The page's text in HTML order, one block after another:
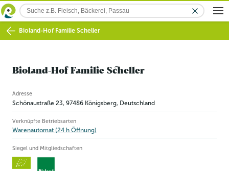
Bioland-Hof Familie Scheller
Bioland-Hof Familie Scheller
Betriebsinformation
Adresse
Schönaustraße 23, 97486 Königsberg, Deutschland
Verknüpfte Betriebsarten
Warenautomat (24 h Öffnung)
Siegel und Mitgliedschaften